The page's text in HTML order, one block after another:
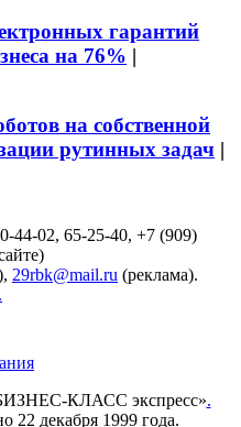
гарантий
на 76% |
на собственной
рутинных задач |
44-02, 65-25-40, +7 (909)
29rbk@mail.ru (реклама).
КЛАСС экспресс».
22 декабря 1999 года.